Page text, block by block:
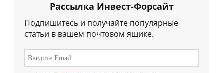
Рассылка Инвест-Форсайт
Подпишитесь и получайте популярные
статьи в вашем почтовом ящике.